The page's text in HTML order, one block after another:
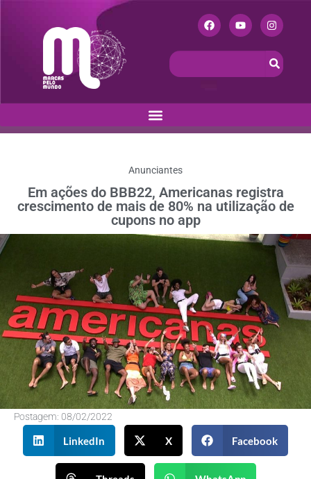
Anunciantes
Em ações do BBB22, Americanas registra
crescimento de mais de 80% na utilização de
cupons no app
Postagem: 08/02/2022
LinkedIn X Facebook